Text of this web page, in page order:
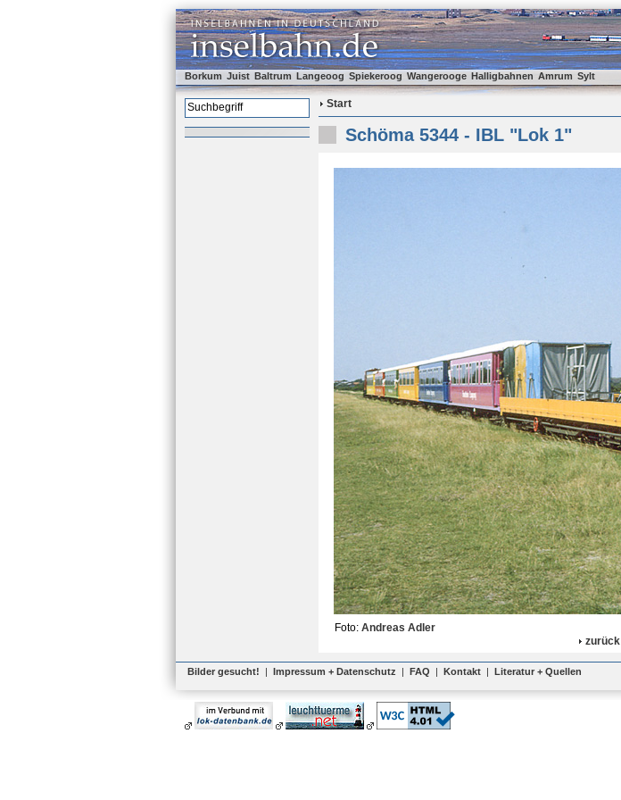
Borkum Juist Baltrum Langeoog Spiekeroog Wangerooge Halligbahnen Amrum Sylt
Start
Schöma 5344 - IBL "Lok 1"
Foto: Andreas Adler
zurück
Bilder gesucht! | Impressum + Datenschutz | FAQ | Kontakt | Literatur + Quellen